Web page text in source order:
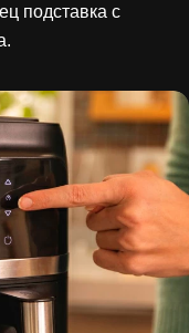
подставка с